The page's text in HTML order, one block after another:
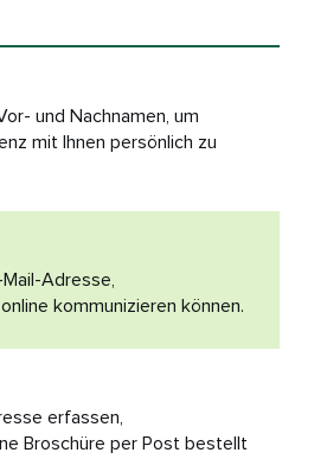
und Nachnamen, um
mit Ihnen persönlich zu
Adresse,
kommunizieren können.
erfassen,
Broschüre per Post bestellt